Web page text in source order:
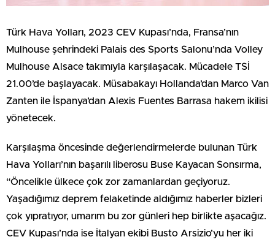
Türk Hava Yolları, 2023 CEV Kupası’nda, Fransa’nın
Mulhouse şehrindeki Palais des Sports Salonu’nda Volley
Mulhouse Alsace takımıyla karşılaşacak. Mücadele TSİ
21.00’de başlayacak. Müsabakayı Hollanda’dan Marco Van
Zanten ile İspanya’dan Alexis Fuentes Barrasa hakem ikilisi
yönetecek.
Karşılaşma öncesinde değerlendirmelerde bulunan Türk
Hava Yolları’nın başarılı liberosu Buse Kayacan Sonsırma,
“Öncelikle ülkece çok zor zamanlardan geçiyoruz.
Yaşadığımız deprem felaketinde aldığımız haberler bizleri
çok yıpratıyor, umarım bu zor günleri hep birlikte aşacağız.
CEV Kupası’nda ise İtalyan ekibi Busto Arsizio’yu her iki